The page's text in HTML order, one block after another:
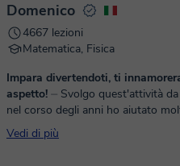
Domenico
4667 lezioni
Matematica, Fisica
Impara divertendoti, ti
aspetto! ⏤ Svolgo quest'attività da quando ero ragazzo e
nel corso degli anni ho aiutato
difficoltà che la matematica e la
Vedi di più